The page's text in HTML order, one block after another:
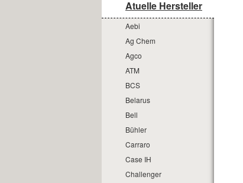
Atuelle Hersteller
Aebi
Ag Chem
Agco
ATM
BCS
Belarus
Bell
Bühler
Carraro
Case IH
Challenger